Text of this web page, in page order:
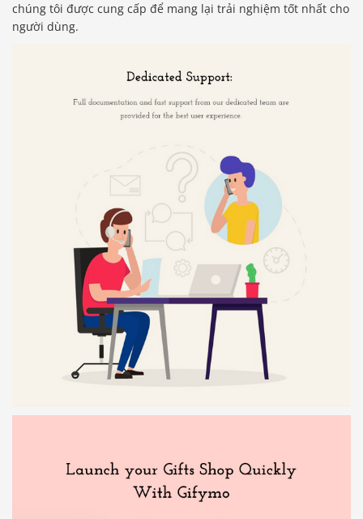
chúng tôi được cung cấp để mang lại trải nghiệm tốt nhất cho
người dùng.